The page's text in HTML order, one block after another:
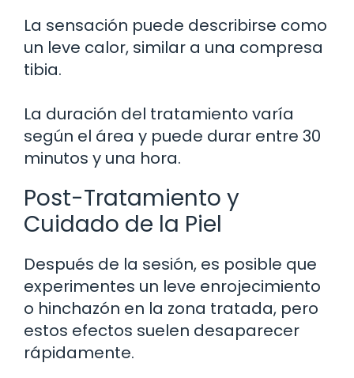
La sensación puede describirse como
un leve calor, similar a una compresa
tibia.
La duración del tratamiento varía
según el área y puede durar entre 30
minutos y una hora.
Post-Tratamiento y
Cuidado de la Piel
Después de la sesión, es posible que
experimentes un leve enrojecimiento
o hinchazón en la zona tratada, pero
estos efectos suelen desaparecer
rápidamente.